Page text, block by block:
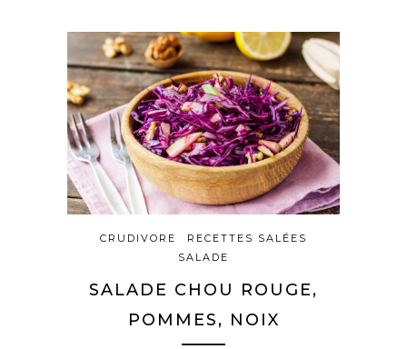
CRUDIVORE
RECETTES SALÉES
SALADE
SALADE CHOU ROUGE,
POMMES, NOIX